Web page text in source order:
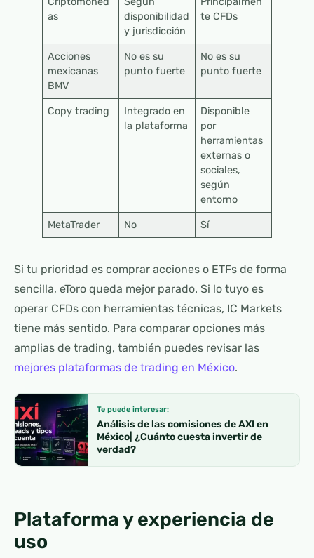
as
disponibilidad
y jurisdicción
te CFDs
Acciones
mexicanas
BMV
No es su
punto fuerte
No es su
punto fuerte
Copy trading
Integrado en
la plataforma
Disponible
por
herramientas
externas o
sociales,
según
entorno
MetaTrader No Sí
Si tu prioridad es comprar acciones o ETFs de forma
sencilla, eToro queda mejor parado. Si lo tuyo es
operar CFDs con herramientas técnicas, IC Markets
tiene más sentido. Para comparar opciones más
amplias de trading, también puedes revisar las
mejores plataformas de trading en México.
Te puede interesar:
Análisis de las comisiones de AXI en
México| ¿Cuánto cuesta invertir de
verdad?
Plataforma y experiencia de
uso